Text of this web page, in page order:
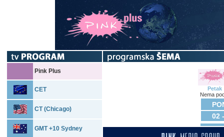
Pink Plus
CET
CT (Chicago)
GMT +10 Sydney
Petak
Nema
02